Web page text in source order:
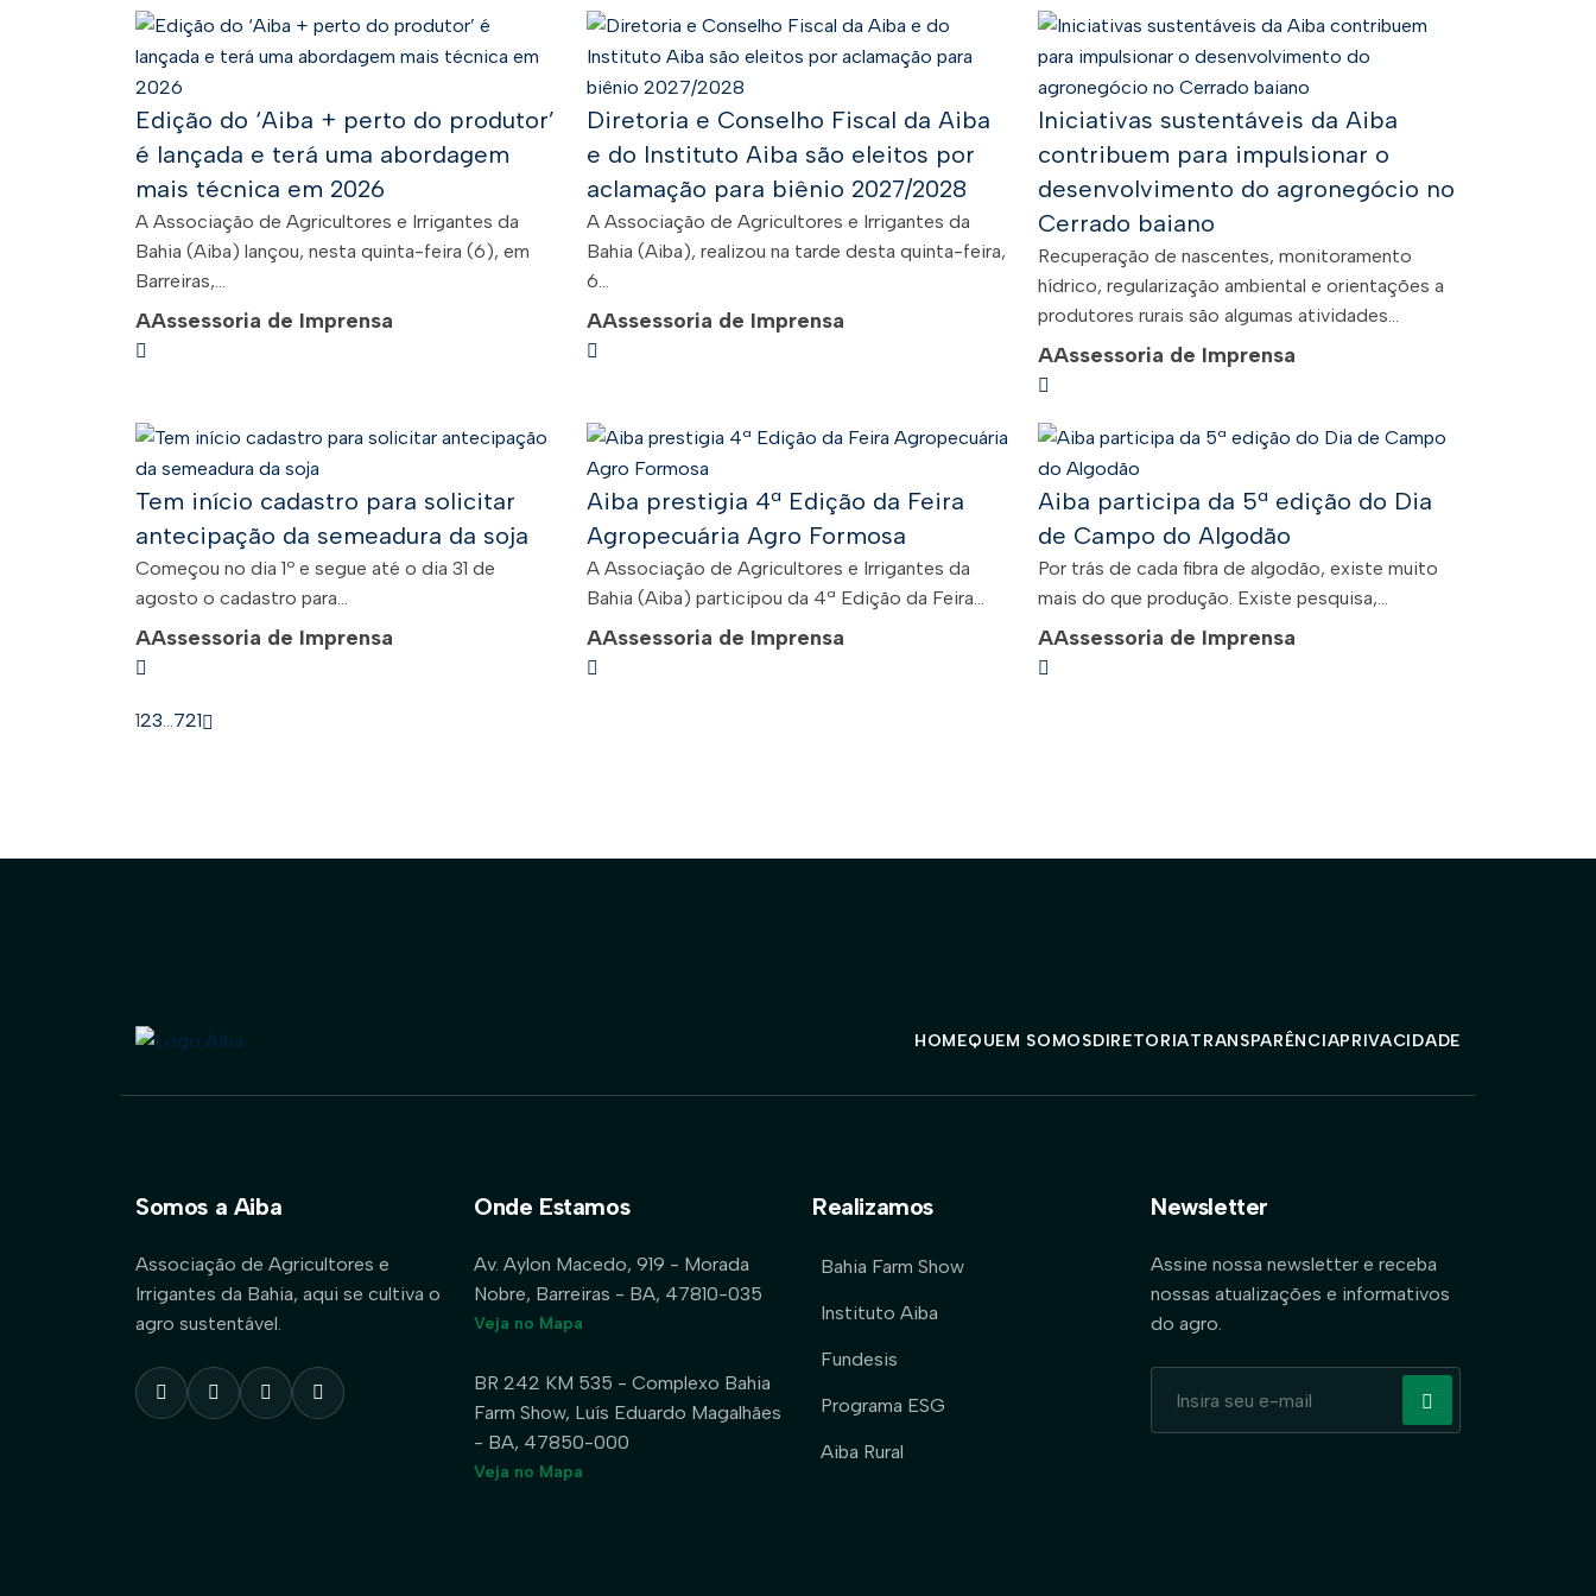
Edição do ‘Aiba + perto do produtor’
é lançada e terá uma abordagem
mais técnica em 2026
A Associação de Agricultores e Irrigantes da
Bahia (Aiba) lançou, nesta quinta-feira (6), em
Barreiras,...
AAssessoria de Imprensa
Diretoria e Conselho Fiscal da Aiba
e do Instituto Aiba são eleitos por
aclamação para biênio 2027/2028
A Associação de Agricultores e Irrigantes da
Bahia (Aiba), realizou na tarde desta quinta-feira,
6...
AAssessoria de Imprensa
Iniciativas sustentáveis da Aiba
contribuem para impulsionar o
desenvolvimento do agronegócio no
Cerrado baiano
Recuperação de nascentes, monitoramento
hídrico, regularização ambiental e orientações a
produtores rurais são algumas atividades...
AAssessoria de Imprensa
Tem início cadastro para solicitar
antecipação da semeadura da soja
Começou no dia 1º e segue até o dia 31 de
agosto o cadastro para...
AAssessoria de Imprensa
Aiba prestigia 4ª Edição da Feira
Agropecuária Agro Formosa
A Associação de Agricultores e Irrigantes da
Bahia (Aiba) participou da 4ª Edição da Feira...
AAssessoria de Imprensa
Aiba participa da 5ª edição do Dia
de Campo do Algodão
Por trás de cada fibra de algodão, existe muito
mais do que produção. Existe pesquisa,...
AAssessoria de Imprensa
123…721
HOMEQUEM SOMOSDIRETORIATRANSPARÊNCIAPRIVACIDADE
Somos a Aiba
Associação de Agricultores e
Irrigantes da Bahia, aqui se cultiva o
agro sustentável.
Onde Estamos
Av. Aylon Macedo, 919 - Morada
Nobre, Barreiras - BA, 47810-035
Veja no Mapa
BR 242 KM 535 - Complexo Bahia
Farm Show, Luís Eduardo Magalhães
- BA, 47850-000
Veja no Mapa
Realizamos
Bahia Farm Show
Instituto Aiba
Fundesis
Programa ESG
Aiba Rural
Newsletter
Assine nossa newsletter e receba
nossas atualizações e informativos
do agro.